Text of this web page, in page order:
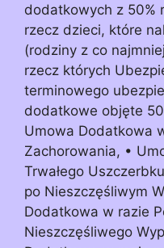
dodatkowych z 50%
rzecz dzieci, które
(rodziny z co
rzecz których
terminowego
dodatkowe objęte
Umowa Dodatkowa
Zachorowania, •
Trwałego
po Nieszczęśliwym
Dodatkowa w razie
Nieszczęśliwego